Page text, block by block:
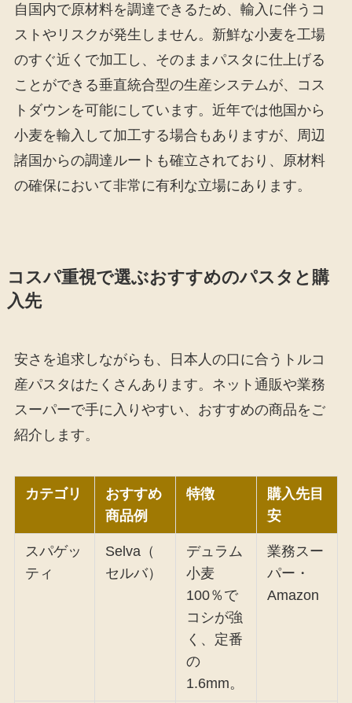
自国内で原材料を調達できるため、輸入に伴うコ
ストやリスクが発生しません。新鮮な小麦を工場
のすぐ近くで加工し、そのままパスタに仕上げる
ことができる垂直統合型の生産システムが、コス
トダウンを可能にしています。近年では他国から
小麦を輸入して加工する場合もありますが、周辺
諸国からの調達ルートも確立されており、原材料
の確保において非常に有利な立場にあります。
コスパ重視で選ぶおすすめのパスタと購
入先
安さを追求しながらも、日本人の口に合うトルコ
産パスタはたくさんあります。ネット通販や業務
スーパーで手に入りやすい、おすすめの商品をご
紹介します。
カテゴリ
おすすめ
商品例
特徴
購入先目
安
スパゲッ
ティ
Selva（
セルバ）
デュラム
小麦
100％で
コシが強
く、定番
の
1.6mm。
業務スー
パー・
Amazon